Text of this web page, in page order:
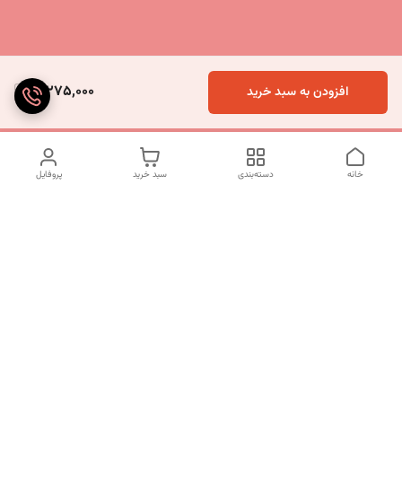
3,275,000 افزودن به سبد خرید
پروفایل سبد خرید دسته‌بندی خانه